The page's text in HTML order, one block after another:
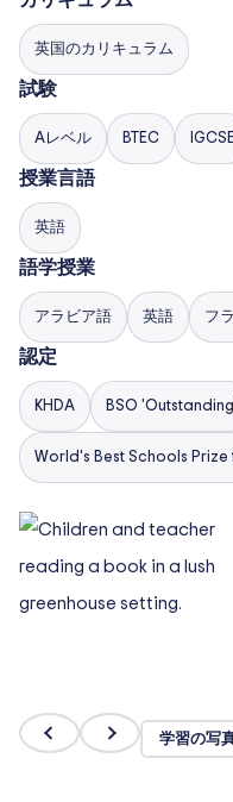
英国のカリキュラム
試験
Aレベル BTEC
授業言語
英語
語学授業
アラビア語 英語 フ
認定
KHDA BSO
World's Best Schools
学習の写